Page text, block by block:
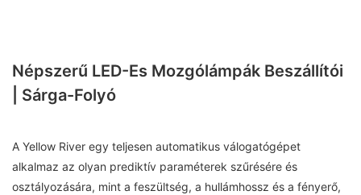
Népszerű LED-Es Mozgólámpák Beszállítói
| Sárga-Folyó
A Yellow River egy teljesen automatikus válogatógépet
alkalmaz az olyan prediktív paraméterek szűrésére és
osztályozására, mint a feszültség, a hullámhossz és a fényerő,